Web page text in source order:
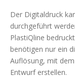
Projekte
Service und
All Fix
Wartung
Der Digitaldruck
durchgeführt
PlastiQline
benötigen nur ein
Auflösung, mit
Entwurf erstellen.